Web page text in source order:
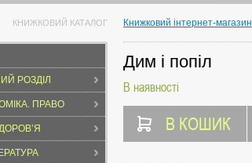
КНИЖКОВИЙ КАТАЛОГ
РОЗДІЛ
ПРАВО
Книжковий інтернет-магазин
Дим і попіл
В наявності
В КОШИК